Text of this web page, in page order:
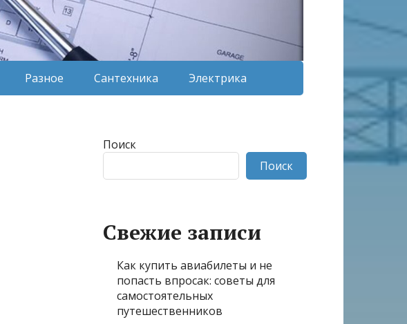
Разное Сантехника Электрика
Поиск
Поиск
Свежие записи
Как купить авиабилеты и не
попасть впросак: советы для
самостоятельных
путешественников